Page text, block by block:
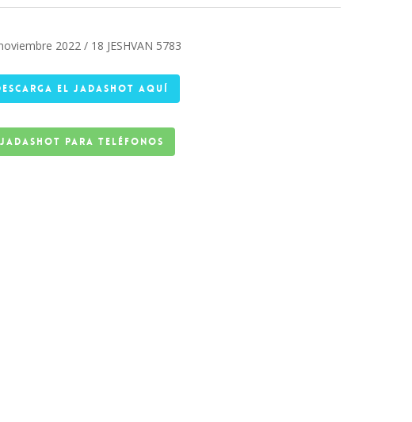
2022 / 18 JESHVAN 5783
EL JADASHOT AQUÍ
Jadashot para teléfonos